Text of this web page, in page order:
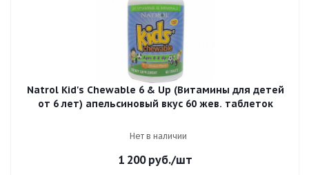
Natrol Kid's Chewable 6 & Up (Витамины для детей
от 6 лет) апельсиновый вкус 60 жев. таблеток
Нет в наличии
1 200руб./шт